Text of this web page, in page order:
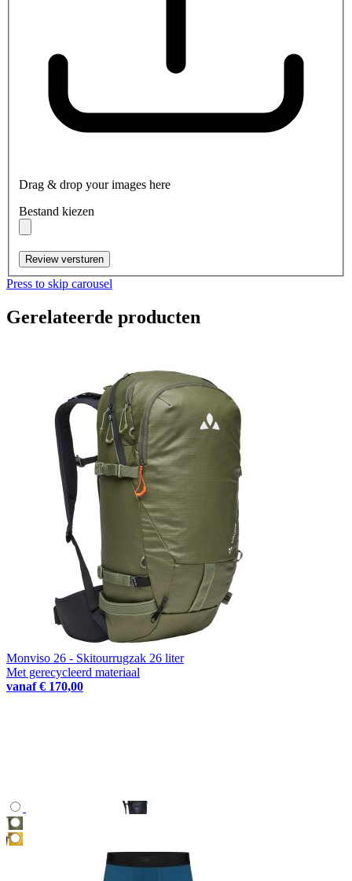
Drag & drop your images here
Bestand kiezen
Review versturen
Press to skip carousel
Gerelateerde producten
Monviso 26 - Skitourrugzak 26 liter
Met gerecycleerd materiaal
vanaf € 170,00